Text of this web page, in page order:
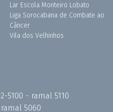
Lar Escola Monteiro Lobato
Liga Sorocabana de Combate ao
Câncer
Vila dos Velhinhos
5100 - ramal 5110
ramal 5060